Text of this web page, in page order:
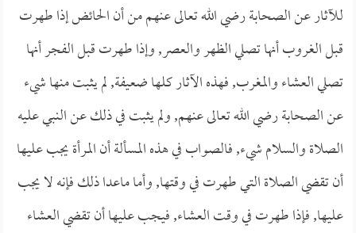
للآثار عن الصحابة رضي الله تعالى عنهم من أن الحائض إذا طهرت
قبل الغروب أنها تصلي الظهر والعصر, وإذا طهرت قبل الفجر أنها
تصلي العشاء والمغرب, فهذه الآثار كلها ضعيفة, لم يثبت منها شيء
عن الصحابة رضي الله تعالى عنهم, ولم يثبت في ذلك عن النبي عليه
الصلاة والسلام شيء, فالصواب في هذه المسألة أن المرأة يجب عليها
أن تقضي الصلاة التي طهرت في وقتها, وأما ماعدا ذلك فإنه لا يجب
عليها, فإذا طهرت في وقت العشاء, فيجب عليها أن تقضي العشاء